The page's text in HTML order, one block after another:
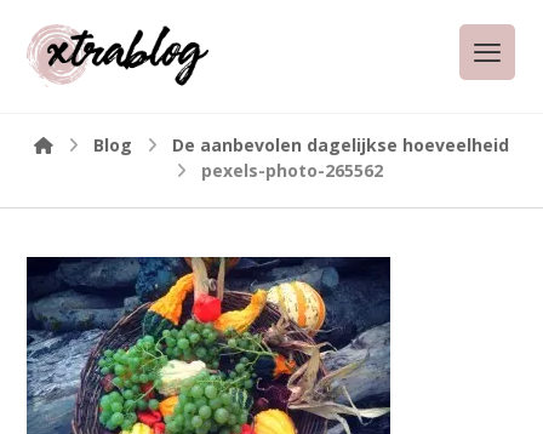
Blog
De aanbevolen dagelijkse hoeveelheid
pexels-photo-265562